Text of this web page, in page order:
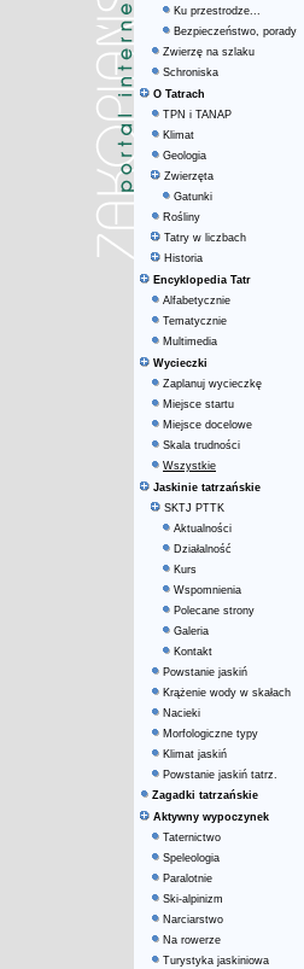
Ku przestrodze...
Bezpieczeństwo, porady
Zwierzę na szlaku
Schroniska
O Tatrach
TPN i TANAP
Klimat
Geologia
Zwierzęta
Gatunki
Rośliny
Tatry w liczbach
Historia
Encyklopedia Tatr
Alfabetycznie
Tematycznie
Multimedia
Wycieczki
Zaplanuj wycieczkę
Miejsce startu
Miejsce docelowe
Skala trudności
Wszystkie
Jaskinie tatrzańskie
SKTJ PTTK
Aktualności
Działalność
Kurs
Wspomnienia
Polecane strony
Galeria
Kontakt
Powstanie jaskiń
Krążenie wody w skałach
Nacieki
Morfologiczne typy
Klimat jaskiń
Powstanie jaskiń tatrz.
Zagadki tatrzańskie
Aktywny wypoczynek
Taternictwo
Speleologia
Paralotnie
Ski-alpinizm
Narciarstwo
Na rowerze
Turystyka jaskiniowa